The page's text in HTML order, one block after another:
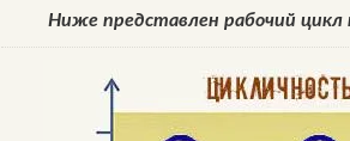
Ниже представлен рабочий цикл